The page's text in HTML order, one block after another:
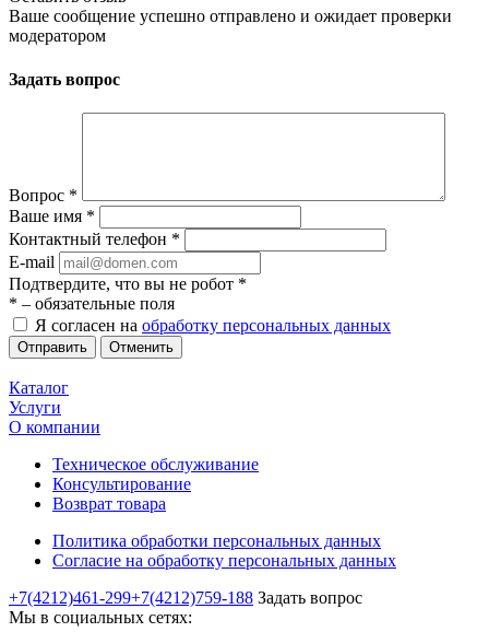
Ваше сообщение успешно отправлено и ожидает проверки
модератором
Задать вопрос
Вопрос *
Ваше имя *
Контактный телефон *
E-mail
Подтвердите, что вы не робот *
* – обязательные поля
Я согласен на обработку персональных данных
Отменить
Каталог
Услуги
О компании
Техническое обслуживание
Консультирование
Возврат товара
Политика обработки персональных данных
Согласие на обработку персональных данных
+7(4212)461-299+7(4212)759-188 Задать вопрос
Мы в социальных сетях: